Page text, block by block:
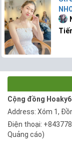
Cộng đồng
Address: Xóm 1,
Điện thoại:
Quảng cáo)